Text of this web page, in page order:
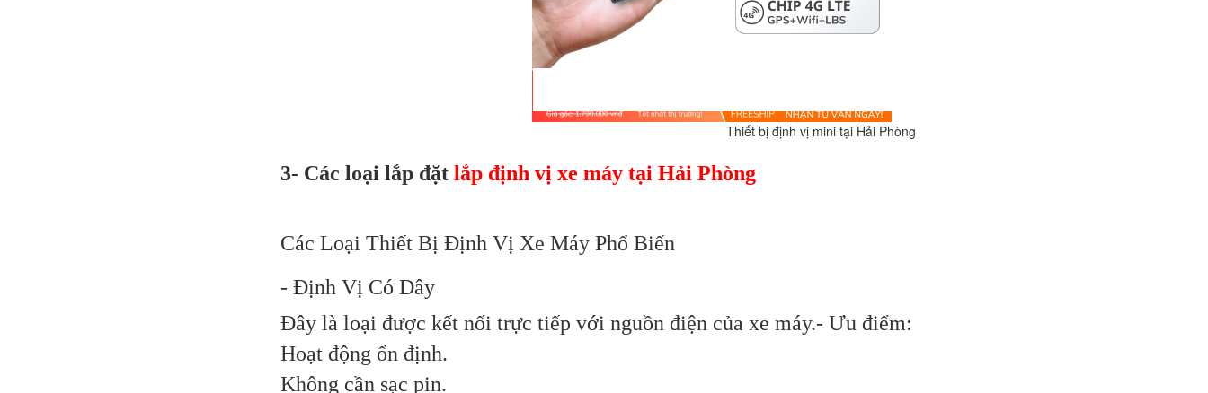
Thiết bị định vị mini tại Hải Phòng
3- Các loại lắp đặt lắp định vị xe máy tại Hải Phòng
Các Loại Thiết Bị Định Vị Xe Máy Phổ Biến
- Định Vị Có Dây
Đây là loại được kết nối trực tiếp với nguồn điện của xe máy.- Ưu điểm:
Hoạt động ổn định.
Không cần sạc pin.